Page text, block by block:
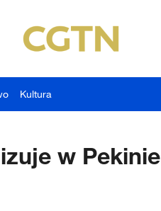
Kultura
w Pekinie